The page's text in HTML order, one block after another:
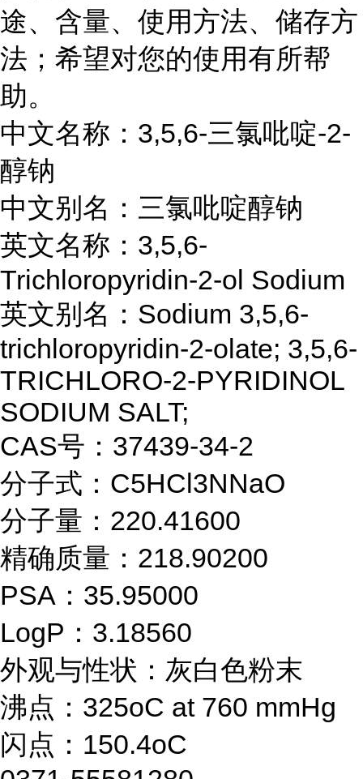
途、含量、使用方法、储存方
法；希望对您的使用有所帮
助。
中文名称：3,5,6-三氯吡啶-2-
醇钠
中文别名：三氯吡啶醇钠
英文名称：3,5,6-
Trichloropyridin-2-ol Sodium
英文别名：Sodium 3,5,6-
trichloropyridin-2-olate; 3,5,6-
TRICHLORO-2-PYRIDINOL
SODIUM SALT;
CAS号：37439-34-2
分子式：C5HCl3NNaO
分子量：220.41600
精确质量：218.90200
PSA：35.95000
LogP：3.18560
外观与性状：灰白色粉末
沸点：325oC at 760 mmHg
闪点：150.4oC